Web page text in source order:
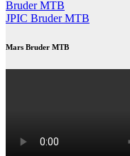
Bruder MTB
JPIC Bruder MTB
Mars Bruder MTB